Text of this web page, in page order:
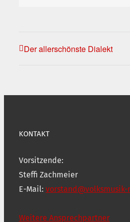
Der allerschönste Dialekt
KONTAKT
Vorsitzende:
Steffi Zachmeier
E-Mail:
Weitere Ansprechpartner